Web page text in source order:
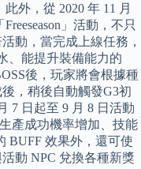
外，從 2020 年 11 月
」活動，不只
動，當完成上線任務，
、能提升裝備能力的
後，玩家將會根據種
，稍後自動觸發G3初
7 日起至 9 月 8 日活動
產成功機率增加、技能
BUFF 效果外，還可使
動 NPC 兌換各種新獎